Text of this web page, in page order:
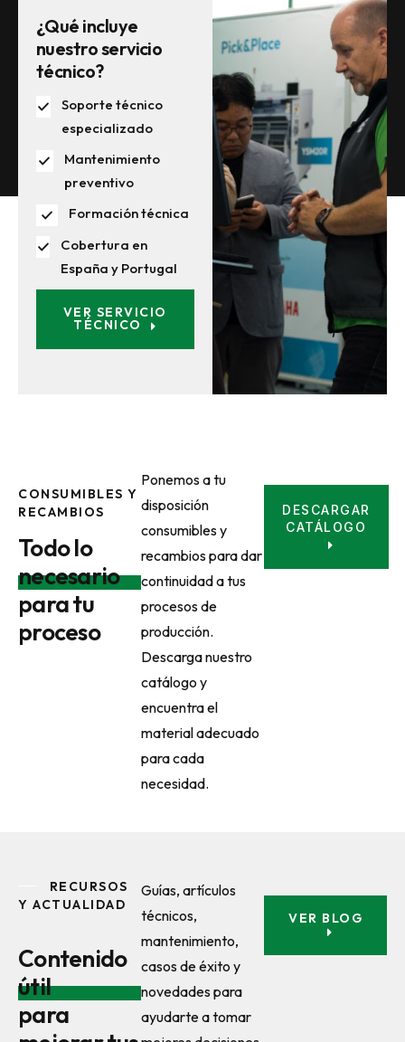
¿Qué incluye
nuestro servicio
técnico?
Soporte técnico
especializado
Mantenimiento
preventivo
Formación técnica
Cobertura en
España y Portugal
VER SERVICIO
TÉCNICO
CONSUMIBLES Y
RECAMBIOS
Todo lo
necesario
para tu
proceso
Ponemos a tu
disposición
consumibles y
recambios para dar
continuidad a tus
procesos de
producción.
Descarga nuestro
catálogo y
encuentra el
material adecuado
para cada
necesidad.
DESCARGAR
CATÁLOGO
RECURSOS
Y ACTUALIDAD
Contenido
útil
para
Guías, artículos
técnicos,
mantenimiento,
casos de éxito y
novedades para
ayudarte a tomar
VER BLOG